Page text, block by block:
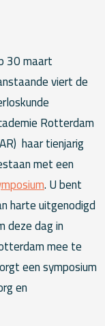
30 maart
viert de
Rotterdam
haar tienjarig
met een
. U bent
harte uitgenodigd
deze dag in
mee te
een symposium
en